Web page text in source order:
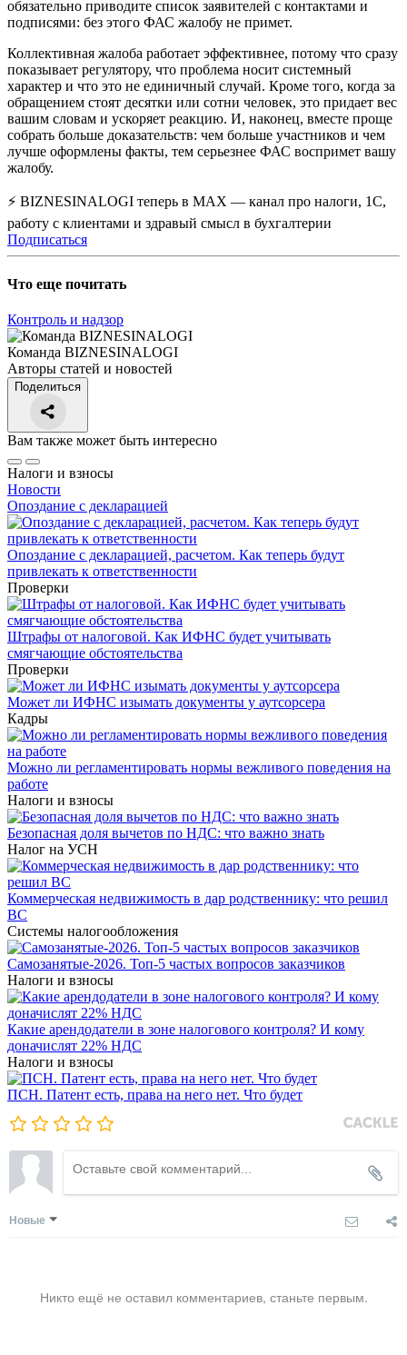
обязательно приводите список заявителей с контактами и
подписями: без этого ФАС жалобу не примет.
Коллективная жалоба работает эффективнее, потому что сразу
показывает регулятору, что проблема носит системный
характер и что это не единичный случай. Кроме того, когда за
обращением стоят десятки или сотни человек, это придает вес
вашим словам и ускоряет реакцию. И, наконец, вместе проще
собрать больше доказательств: чем больше участников и чем
лучше оформлены факты, тем серьезнее ФАС воспримет вашу
жалобу.
⚡ BIZNESINALOGI теперь в MAX — канал про налоги, 1С,
работу с клиентами и здравый смысл в бухгалтерии
Подписаться
Что еще почитать
Контроль и надзор
Команда BIZNESINALOGI
Авторы статей и новостей
Поделиться
Вам также может быть интересно
Налоги и взносы
Новости
Опоздание с декларацией
Опоздание с декларацией, расчетом. Как теперь будут
привлекать к ответственности
Проверки
Штрафы от налоговой. Как ИФНС будет учитывать
смягчающие обстоятельства
Проверки
Может ли ИФНС изымать документы у аутсорсера
Кадры
Можно ли регламентировать нормы вежливого поведения на
работе
Налоги и взносы
Безопасная доля вычетов по НДС: что важно знать
Налог на УСН
Коммерческая недвижимость в дар родственнику: что решил
ВС
Системы налогообложения
Самозанятые-2026. Топ-5 частых вопросов заказчиков
Налоги и взносы
Какие арендодатели в зоне налогового контроля? И кому
доначислят 22% НДС
Налоги и взносы
ПСН. Патент есть, права на него нет. Что будет
Новые
Никто ещё не оставил комментариев, станьте первым.